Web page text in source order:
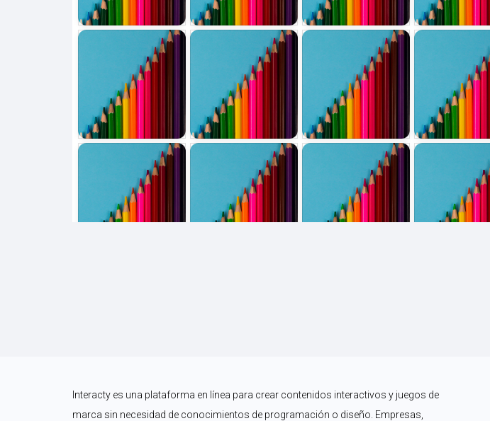
Interacty es una plataforma en línea para crear contenidos interactivos y juegos de
marca sin necesidad de conocimientos de programación o diseño. Empresas,